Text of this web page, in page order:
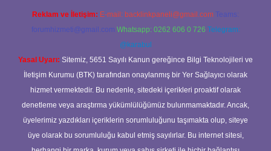
Reklam ve İletişim: E-mail: backlinkpaneli@gmail.com Teams:
forumhizmeti@gmail.com Whatsapp: 0262 606 0 726 Telegram:
@karabul
Yasal Uyarı: Sitemiz, 5651 Sayılı Kanun gereğince Bilgi Teknolojileri ve
İletişim Kurumu (BTK) tarafından onaylanmış bir Yer Sağlayıcı olarak
hizmet vermektedir. Bu nedenle, sitedeki içerikleri proaktif olarak
denetleme veya araştırma yükümlülüğümüz bulunmamaktadır. Ancak,
üyelerimiz yazdıkları içeriklerin sorumluluğunu taşımakta olup, siteye
üye olarak bu sorumluluğu kabul etmiş sayılırlar. Bu internet sitesi,